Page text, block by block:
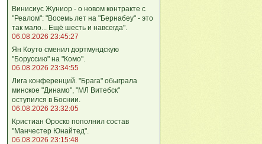
Винисиус Жуниор - о новом контракте с
"Реалом": "Восемь лет на "Бернабеу" - это
так мало... Ещё шесть и навсегда".
06.08.2026 23:45:27
Ян Коуто сменил дортмундскую
"Боруссию" на "Комо".
06.08.2026 23:34:55
Лига кoнференций. "Брага" обыграла
минское "Динамо", "МЛ Витебск"
оступился в Боснии.
06.08.2026 23:32:05
Кристиан Ороско пополнил состав
"Манчестер Юнайтед".
06.08.2026 23:15:48